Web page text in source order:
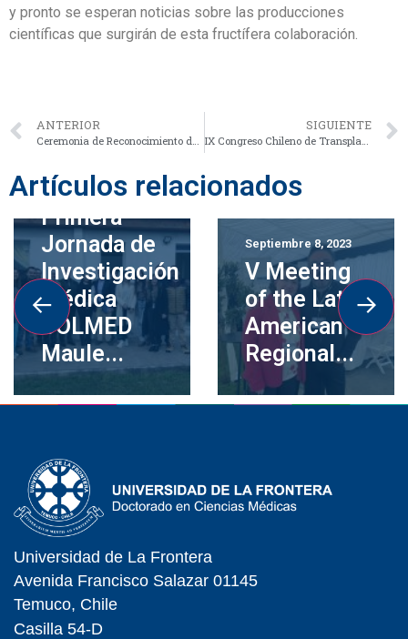
y pronto se esperan noticias sobre las producciones
científicas que surgirán de esta fructífera colaboración.
ANTERIOR
Ceremonia de Reconocimiento del Patrimonio Intelectual UFRO 2023: Celebrando la Innovación y la Creatividad en la Universidad de la Frontera
SIGUIENTE
IX Congreso Chileno de Transplante, expuso Doctora Nayely García
Artículos relacionados
Septiembre 12, 2023
Primera
Jornada de
Investigación
Médica
COLMED
Maule...
Septiembre 8, 2023
V Meeting
of the Latin
American
Regional...
Universidad de La Frontera
Avenida Francisco Salazar 01145
Temuco, Chile
Casilla 54-D